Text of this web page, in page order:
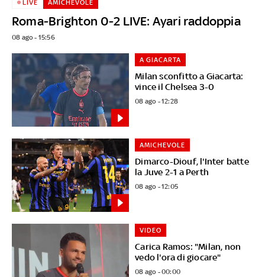
Roma-Brighton 0-2 LIVE: Ayari raddoppia
LIVE AMICHEVOLE
08 ago - 15:56
Milan sconfitto a Giacarta:
vince il Chelsea 3-0
A GIACARTA
08 ago - 12:28
Dimarco-Diouf, l'Inter batte
la Juve 2-1 a Perth
AMICHEVOLE
08 ago - 12:05
Carica Ramos: "Milan, non
vedo l'ora di giocare"
VIDEO
08 ago - 00:00